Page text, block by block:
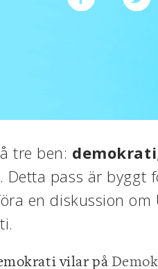
tre ben: demokrati
Detta pass är byggt
en diskussion om
vilar på